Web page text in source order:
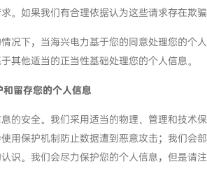
。如果我们有合理依据认为这些请求存在欺
况下，当海兴电力基于您的同意处理您的个
其他适当的正当性基础处理您的个人信息。
留存您的个人信息
的安全。我们采用适当的物理、管理和技术
用保护机制防止数据遭到恶意攻击；我们会
识。我们会尽力保护您的个人信息，但是请